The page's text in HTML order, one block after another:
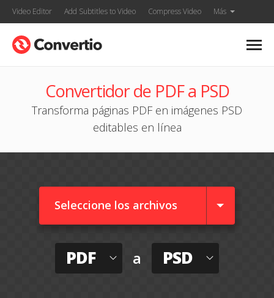
Video Editor Add Subtitles to Video Compress Video Más
Convertidor de PDF a PSD
Transforma páginas PDF en imágenes PSD
editables en línea
Seleccione los archivos
PDF a PSD